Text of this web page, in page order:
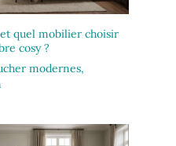
quel mobilier choisir
cosy ?
modernes,